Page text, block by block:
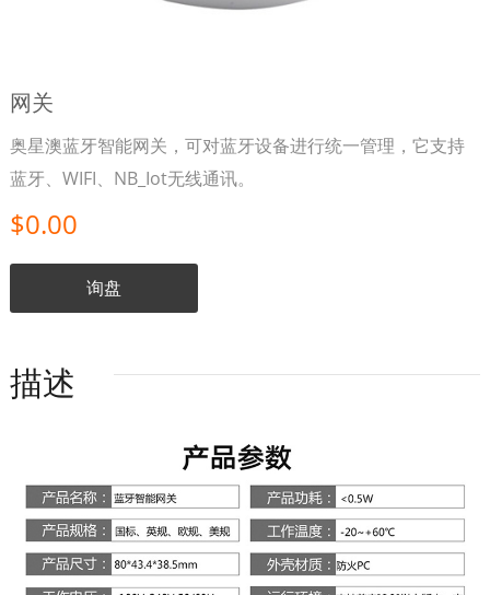
网关
奥星澳蓝牙智能网关，可对蓝牙设备进行统一管理，它支持
蓝牙、WIFI、NB_Iot无线通讯。
$0.00
询盘
描述